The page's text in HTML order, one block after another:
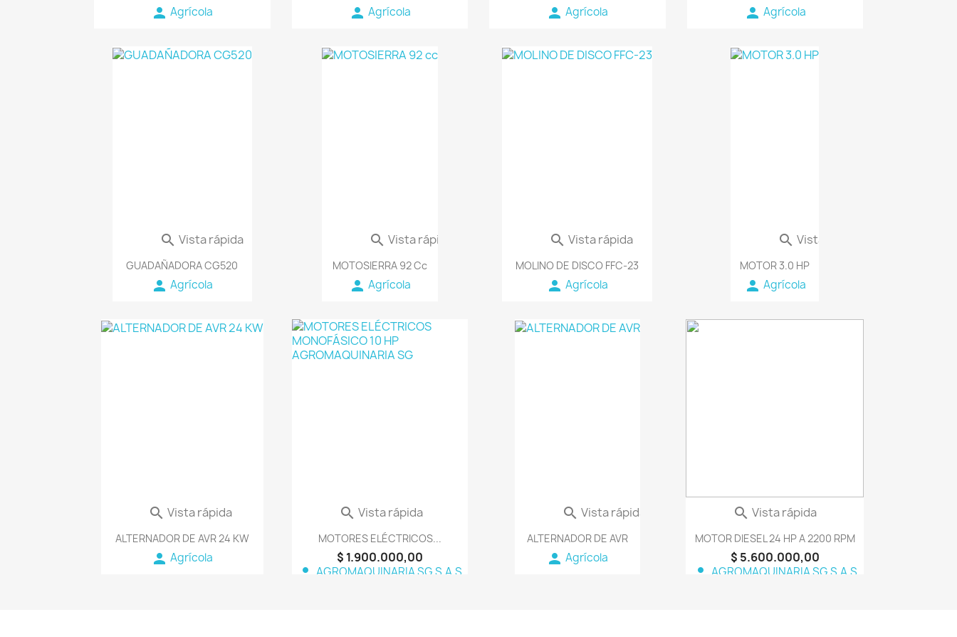
person Agrícola person Agrícola person Agrícola person Agrícola
GUADAÑADORA CG520
person Agrícola
 Vista rápida
MOTOSIERRA 92 Cc
person Agrícola
 Vista rápida
MOLINO DE DISCO FFC-23
person Agrícola
 Vista rápida
MOTOR 3.0 HP
person Agrícola
 Vista rápida
ALTERNADOR DE AVR 24 KW
person Agrícola
 Vista rápida
MOTORES ELÉCTRICOS...
$ 1.900.000,00
person AGROMAQUINARIA SG S.A.S
 Vista rápida
ALTERNADOR DE AVR
person Agrícola
 Vista rápida
MOTOR DIESEL 24 HP A 2200 RPM
$ 5.600.000,00
person AGROMAQUINARIA SG S.A.S
 Vista rápida